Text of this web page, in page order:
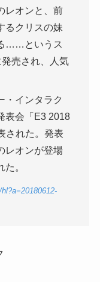
レオンと、前
るクリスの妹
……というス
売され、人気
・インタラク
表会「E3 2018
された。発表
レオンが登場
。